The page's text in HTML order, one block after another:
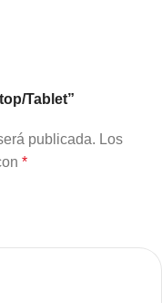
Tablet”
publicada. Los
*